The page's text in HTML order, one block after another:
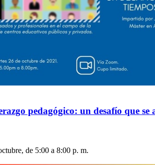
pedagógico: un desafío que se
de 5:00 a 8:00 p. m.